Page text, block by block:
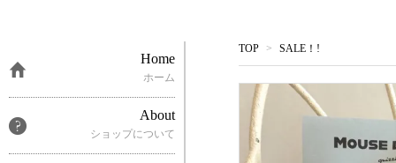
TOP > SALE！!
Home
ホーム
About
ショップについて